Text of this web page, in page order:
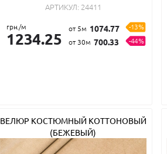
АРТИКУЛ: 24411
грн./м
1234.25
от 5м 1074.77
-13%
от 30м 700.33 -44%
ВЕЛЮР КОСТЮМНЫЙ КОТТОНОВЫЙ
(БЕЖЕВЫЙ)